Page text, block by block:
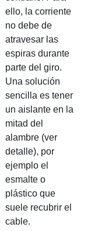
ello, la corriente
no debe de
atravesar las
espiras durante
parte del giro.
Una solución
sencilla es tener
un aislante en la
mitad del
alambre (ver
detalle), por
ejemplo el
esmalte o
plástico que
suele recubrir el
cable.